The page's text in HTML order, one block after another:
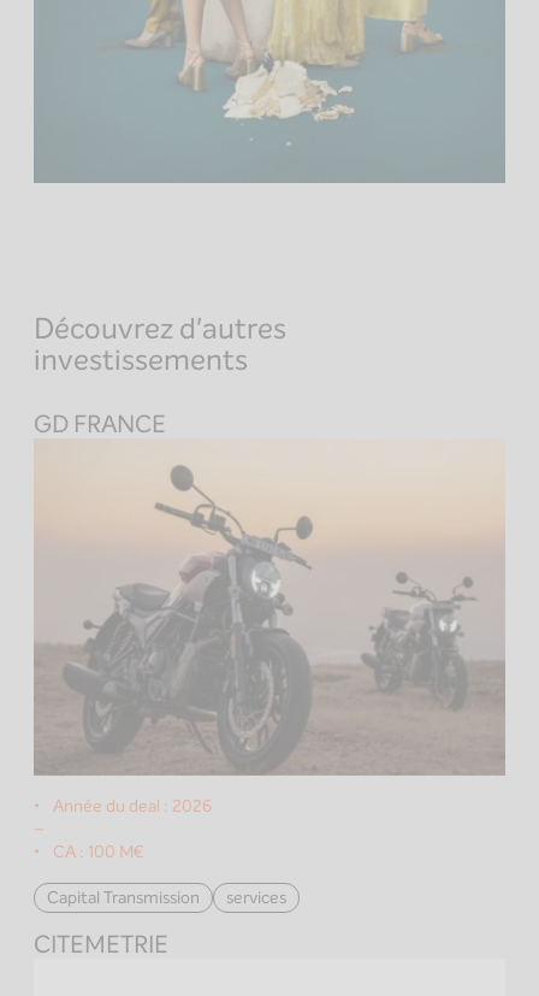
Découvrez d'autres
investissements
GD FRANCE
Année du deal : 2026
–
CA : 100 M€
Capital Transmission
services
CITEMETRIE